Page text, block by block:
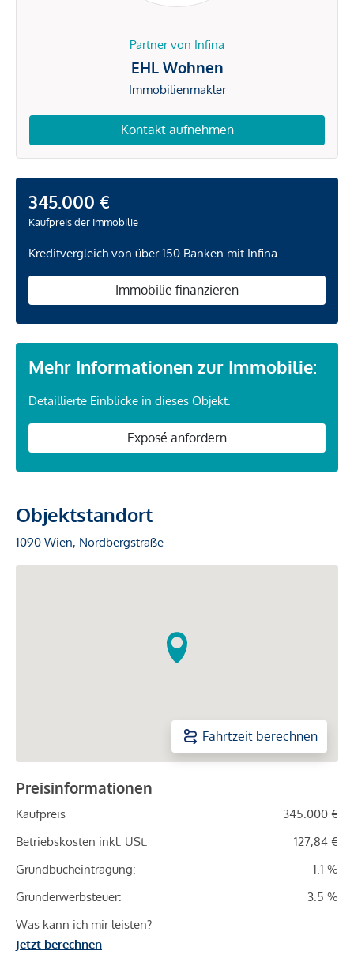
Partner von Infina
EHL Wohnen
Immobilienmakler
Kontakt aufnehmen
345.000 €
Kaufpreis der Immobilie
Kreditvergleich von über 150 Banken mit Infina.
Immobilie finanzieren
Mehr Informationen zur Immobilie:
Detaillierte Einblicke in dieses Objekt.
Exposé anfordern
Objektstandort
1090 Wien, Nordbergstraße
Fahrtzeit berechnen
Preisinformationen
Kaufpreis
345.000 €
Betriebskosten inkl. USt.
127,84 €
Grundbucheintragung:
1.1 %
Grunderwerbsteuer:
3.5 %
Was kann ich mir leisten?
Jetzt berechnen